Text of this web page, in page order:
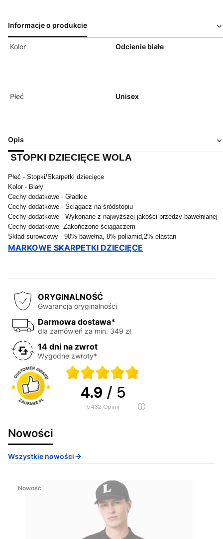
Informacje o produkcie
Kolor Odcienie białe
Płeć Unisex
Opis
STOPKI DZIECIĘCE WOLA
Płeć - Stopki/Skarpetki dziecięce
Kolor - Biały
Cechy dodatkowe - Gładkie
Cechy dodatkowe - Ściągacz na śródstopiu
Cechy dodatkowe - Wykonane z najwyższej jakości przędzy bawełnianej
Cechy dodatkowe- Zakończone ściągaczem
Skład surowcowy - 90% bawełna, 8% poliamid,2% elastan
MARKOWE SKARPETKI DZIECIĘCE
ORYGINALNOŚĆ
Gwarancja oryginalności
Darmowa dostawa*
dla zamówień za min. 349 zł
14 dni na zwrot
Wygodne zwroty*
4.9 / 5
5432 opinii
Nowości
Wszystkie nowości
Nowość